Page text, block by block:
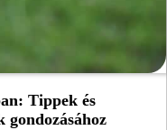
Tippek és
gondozásához